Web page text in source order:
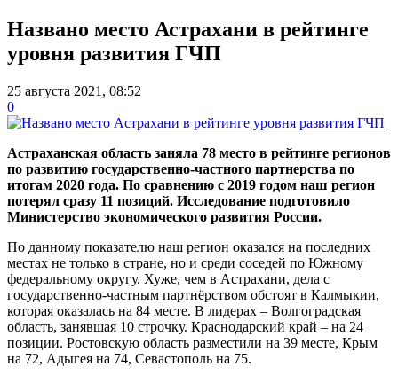
Названо место Астрахани в рейтинге
уровня развития ГЧП
25 августа 2021, 08:52
0
Астраханская область заняла 78 место в рейтинге регионов
по развитию государственно-частного партнерства по
итогам 2020 года. По сравнению с 2019 годом наш регион
потерял сразу 11 позиций. Исследование подготовило
Министерство экономического развития России.
По данному показателю наш регион оказался на последних
местах не только в стране, но и среди соседей по Южному
федеральному округу. Хуже, чем в Астрахани, дела с
государственно-частным партнёрством обстоят в Калмыкии,
которая оказалась на 84 месте. В лидерах – Волгоградская
область, занявшая 10 строчку. Краснодарский край – на 24
позиции. Ростовскую область разместили на 39 месте, Крым
на 72, Адыгея на 74, Севастополь на 75.